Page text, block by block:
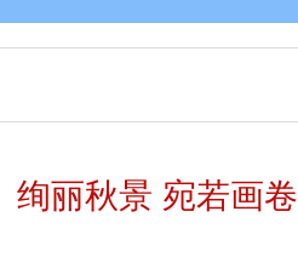
绚丽秋景 宛若画卷